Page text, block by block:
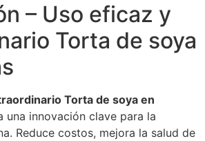
– Uso eficaz y
Torta de soya
Torta de soya en
una innovación clave para la
Reduce costos, mejora la salud de